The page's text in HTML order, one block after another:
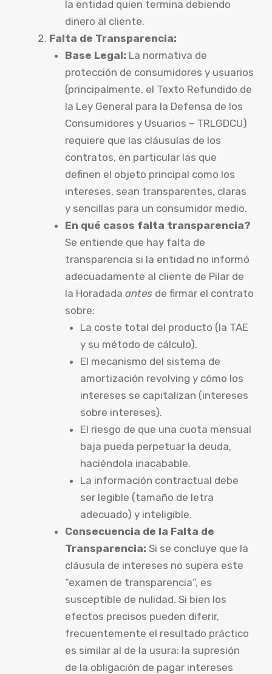
la entidad quien termina debiendo
dinero al cliente.
Falta de Transparencia:
Base Legal: La normativa de
protección de consumidores y usuarios
(principalmente, el Texto Refundido de
la Ley General para la Defensa de los
Consumidores y Usuarios – TRLGDCU)
requiere que las cláusulas de los
contratos, en particular las que
definen el objeto principal como los
intereses, sean transparentes, claras
y sencillas para un consumidor medio.
En qué casos falta transparencia?
Se entiende que hay falta de
transparencia si la entidad no informó
adecuadamente al cliente de Pilar de
la Horadada antes de firmar el contrato
sobre:
La coste total del producto (la TAE
y su método de cálculo).
El mecanismo del sistema de
amortización revolving y cómo los
intereses se capitalizan (intereses
sobre intereses).
El riesgo de que una cuota mensual
baja pueda perpetuar la deuda,
haciéndola inacabable.
La información contractual debe
ser legible (tamaño de letra
adecuado) y inteligible.
Consecuencia de la Falta de
Transparencia: Si se concluye que la
cláusula de intereses no supera este
“examen de transparencia”, es
susceptible de nulidad. Si bien los
efectos precisos pueden diferir,
frecuentemente el resultado práctico
es similar al de la usura: la supresión
de la obligación de pagar intereses